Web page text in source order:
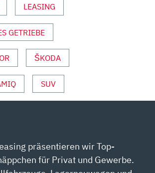
LEASING
GETRIEBE
ŠKODA
SUV
präsentieren wir Top-
für Privat und Gewerbe.